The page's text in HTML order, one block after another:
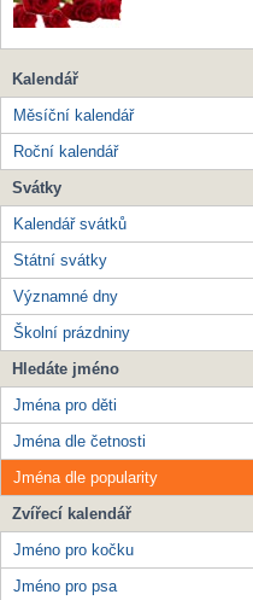
Kalendář
Měsíční kalendář
Roční kalendář
Svátky
Kalendář svátků
Státní svátky
Významné dny
Školní prázdniny
Hledáte jméno
Jména pro děti
Jména dle četnosti
Jména dle popularity
Zvířecí kalendář
Jméno pro kočku
Jméno pro psa